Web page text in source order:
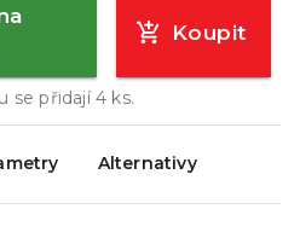
Koupit
se přidají4 ks.
Alternativy